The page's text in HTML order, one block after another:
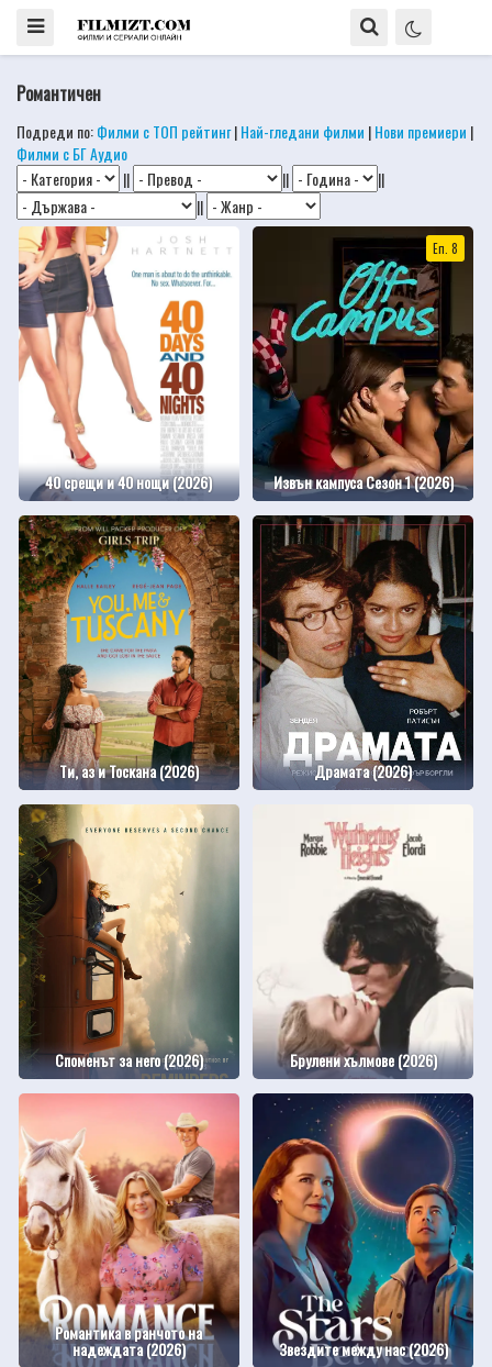
Романтичен
Подреди по:Филми с ТОП рейтинг|Най-гледани филми |Нови премиери |
Филми с БГ Аудио
||
||
||
||
40 срещи и 40 нощи (2026)
Еп. 8
Извън кампуса Сезон 1 (2026)
Ти, аз и Тоскана (2026) Драмата (2026)
Споменът за него (2026) Брулени хълмове (2026)
Романтика в ранчото на
надеждата (2026) Звездите между нас (2026)